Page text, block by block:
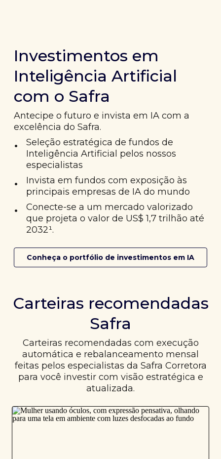
Investimentos em
Inteligência Artificial
com o Safra
Antecipe o futuro e invista em IA com a
excelência do Safra.
•
Seleção estratégica de fundos de
Inteligência Artificial pelos nossos
especialistas
•
Invista em fundos com exposição às
principais empresas de IA do mundo
•
Conecte-se a um mercado valorizado
que projeta o valor de US$ 1,7 trilhão até
2032¹.
Conheça o portfólio de investimentos em IA
Carteiras recomendadas
Safra
Carteiras recomendadas com execução
automática e rebalanceamento mensal
feitas pelos especialistas da Safra Corretora
para você investir com visão estratégica e
atualizada.